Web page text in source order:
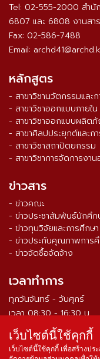
Tel: 02-555-2000 สำ
6807 และ 6808 งานส
Fax: 02-586-7488
Email:
หลักสูตร
- สาขาวิชานวัตกรรมและ
- สาขาวิชาออกแบบภายใน
- สาขาวิชาออกแบบผลิต
- สาขาศิลปประยุกต์และ
- สาขาวิชาสถาปัตยกรรม
- สาขาวิชาการจัดการงา
ข่าวสาร
- ข่าวคณะ
- ข่าวประชาสัมพันธ์นักศึก
- ข่าวทุนวิจัยและการศึกษา
- ข่าวประกันคุณภาพการ
- ข่าวจัดซื้อจัดจ้าง
เวลาทำการ
ทุกวันจันทร์ - วันศุกร์
เวลา 08:30 - 16:30 น.
จำนวนผู้เข้าชม ตั้งแต่วั
เว็บไซต์นี้ใช้คุกกี้
เว็บไซต์นี้ใช้คุกกี้ เพื่อสร้างป